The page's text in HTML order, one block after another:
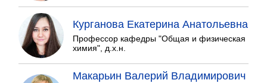
Курганова Екатерина Анатольевна
Профессор кафедры "Общая и физическая
химия", д.х.н.
Макарьин Валерий Владимирович